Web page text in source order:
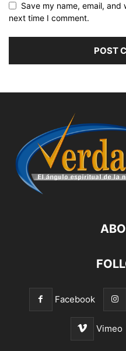
Save my name, email,
next time I comment.
Facebook
Vimeo